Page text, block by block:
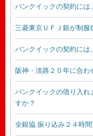
バンクイックの契約には
三菱東京ＵＦＪ銀が制服
バンクイックの契約には
阪神・淡路２０年に合
バンクイックの借り入
すか？
全銀協:振り込み２４時